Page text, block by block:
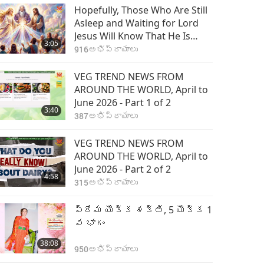
1:06
క్వాన్ యిన్ (లోపలి
హెవెన్లీ లైట్ అండ్
సౌండ్) ధ్యానం యొక్క
ప్రయోజనాలు, అనేక
3433అభిప్రాయాలు
0:55
క్వాన్ యిన్ (లోపలి
హెవెన్లీ లైట్ అండ్
సౌండ్) ధ్యానం యొక్క
ప్రయోజనాలు, అనేక
3712అభిప్రాయాలు
1:03
క్వాన్ యిన్ (లోపలి
హెవెన్లీ లైట్ అండ్
సౌండ్) ధ్యానం యొక్క
ప్రయోజనాలు, అనేక
3734అభిప్రాయాలు
క్వాన్ యిన్ (లోపలి
హెవెన్లీ లైట్ అండ్
ప్రయోజనాలు, అనేక
3599అభిప్రాయాలు
3:05
Hopefully, Those Who Are Still
Asleep and Waiting for Lord
Jesus Will Know That He Is
Already Here and May Be Seen
916అభిప్రాయాలు
3:40
VEG TREND NEWS FROM
AROUND THE WORLD, April to
June 2026 - Part 1 of 2
387అభిప్రాయాలు
4:58
VEG TREND NEWS FROM
AROUND THE WORLD, April to
June 2026 - Part 2 of 2
315అభిప్రాయాలు
38:08
ప్రేమ యొక్క శక్తి, 5 యొక్క 1
వ భాగం
950అభిప్రాయాలు